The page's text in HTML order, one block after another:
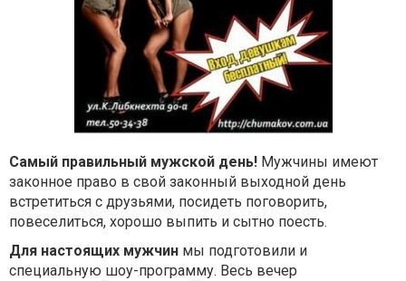
Самый правильный мужской день! Мужчины имеют
законное право в свой законный выходной день
встретиться с друзьями, посидеть поговорить,
повеселиться, хорошо выпить и сытно поесть.
Для настоящих мужчин мы подготовили и
специальную шоу-программу. Весь вечер